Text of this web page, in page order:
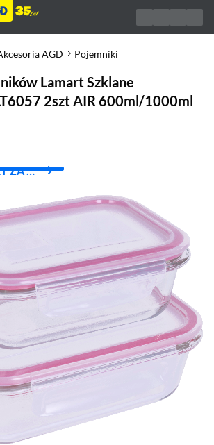
AGD Pojemniki
Lamart Szklane
2szt AIR 600ml/1000ml
ZA 1